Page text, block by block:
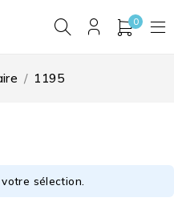
0
/ 1195
sélection.